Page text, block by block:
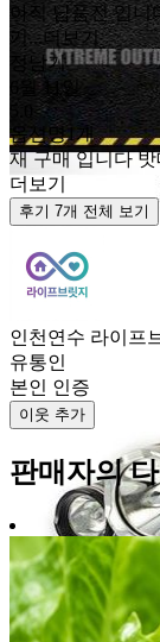
아직 납품전 입
기...더보기
정남기
6월 11일
옵션명1개
재 구매 입니다
더보기
후기 7개 전체 보기
인천연수 라이프
유통인
본인 인증
이웃 추가
판매자의